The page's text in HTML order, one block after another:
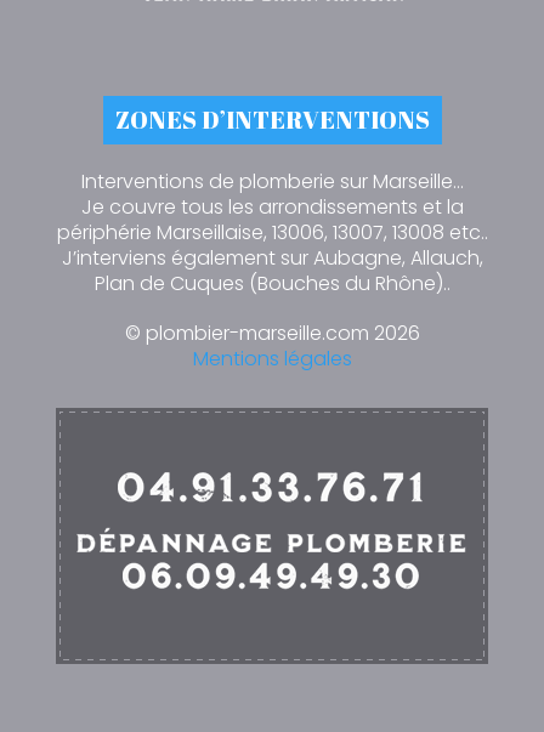
ZONES D’INTERVENTIONS
Interventions de plomberie sur Marseille…
Je couvre tous les arrondissements et la
périphérie Marseillaise, 13006, 13007, 13008 etc..
J’interviens également sur Aubagne, Allauch,
Plan de Cuques (Bouches du Rhône)..
© plombier-marseille.com 2026
Mentions légales